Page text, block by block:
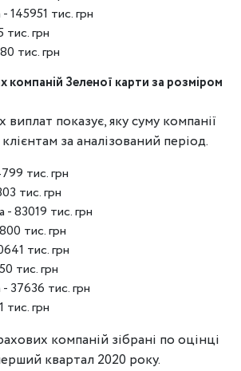
145951 тис. грн
грн
тис. грн
компаній Зеленої карти за розміром
виплат показує, яку суму компанії
за аналізований період.
тис. грн
тис. грн
- 83019 тис. грн
тис. грн
тис. грн
тис. грн
37636 тис. грн
грн
компаній зібрані по оцінці
квартал 2020 року.